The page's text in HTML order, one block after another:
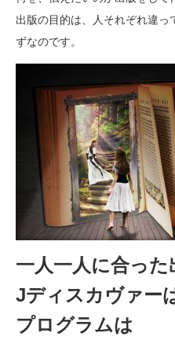
出版の目的は、人それぞれ違っ
ずなのです。
一人一人に合った
Jディスカヴァー
プログラムは